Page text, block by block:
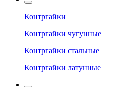
Контргайки
Контргайки чугунные
Контргайки стальные
Контргайки латунные